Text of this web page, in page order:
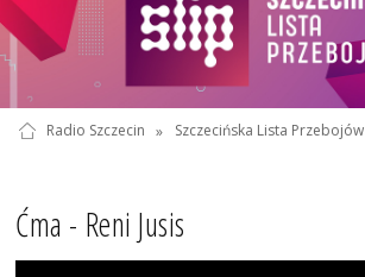
Radio Szczecin » Szczecińska Lista Przebojów
Ćma - Reni Jusis